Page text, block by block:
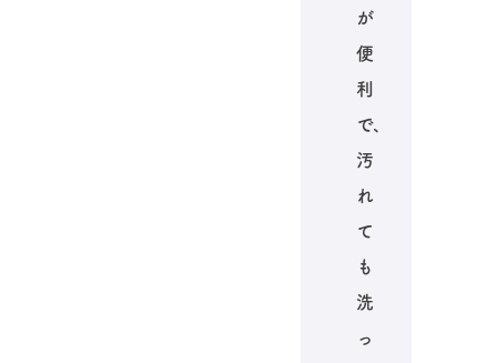
が
便
利
で、
汚
れ
て
も
洗
っ